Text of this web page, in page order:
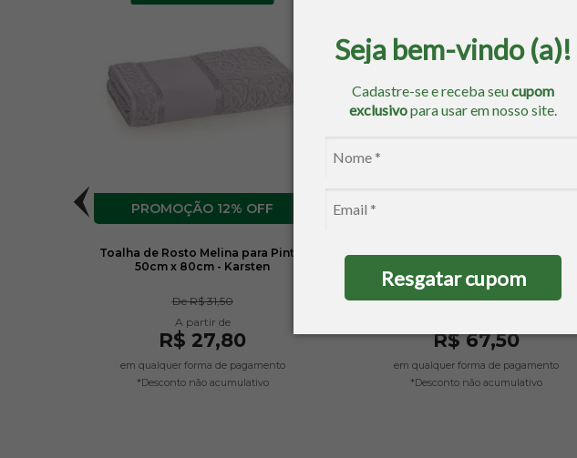
Seja bem-vindo (a)!
Cadastre-se e receba seucupom
exclusivopara usar em nosso site.
Resgatar cupom
12% OFF
Toalha de Rosto Melina para Pintar
50cm x 80cm - Karsten
DeR$ 31,50
R$ 27,80
em qualquer forma de pagamento
*Desconto não acumulativo
Toalha Banhão Melina para Pintar
DeR$ 78,85
R$ 67,50
em qualquer forma de pagamento
*Desconto não acumulativo